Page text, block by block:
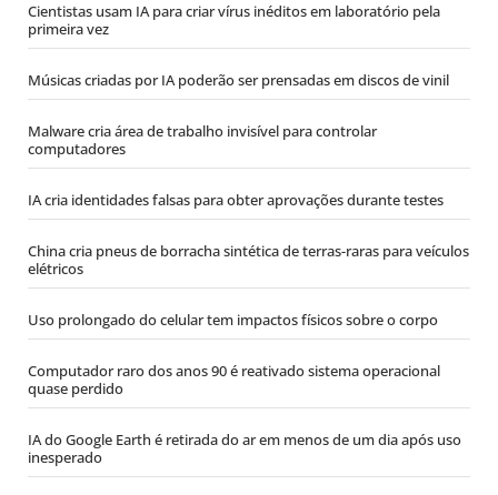
Cientistas usam IA para criar vírus inéditos em laboratório pela
primeira vez
Músicas criadas por IA poderão ser prensadas em discos de vinil
Malware cria área de trabalho invisível para controlar
computadores
IA cria identidades falsas para obter aprovações durante testes
China cria pneus de borracha sintética de terras-raras para veículos
elétricos
Uso prolongado do celular tem impactos físicos sobre o corpo
Computador raro dos anos 90 é reativado sistema operacional
quase perdido
IA do Google Earth é retirada do ar em menos de um dia após uso
inesperado